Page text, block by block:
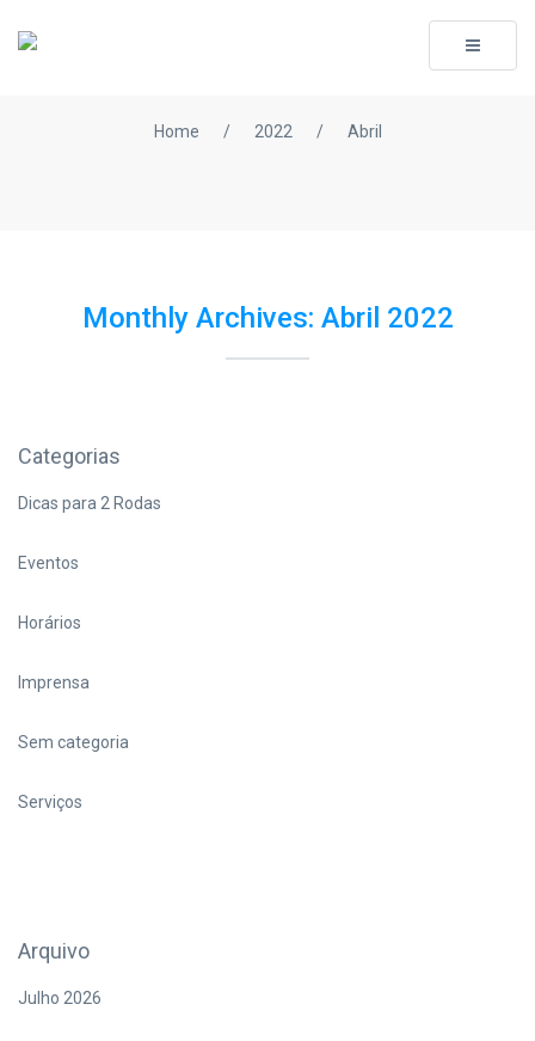
Toggle
Home / 2022 / Abril
Monthly Archives: Abril 2022
Categorias
Dicas para 2 Rodas
Eventos
Horários
Imprensa
Sem categoria
Serviços
Arquivo
Julho 2026